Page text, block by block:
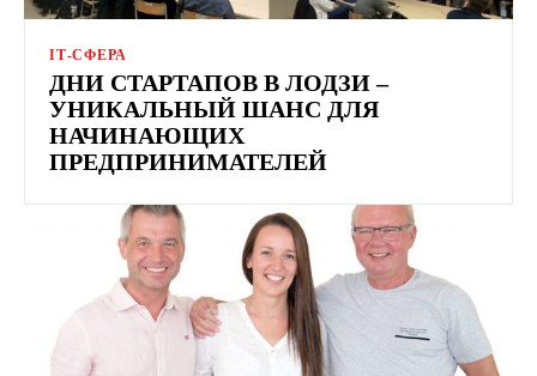
ІТ-СФЕРА
ДНИ СТАРТАПОВ В ЛОДЗИ –
УНИКАЛЬНЫЙ ШАНС ДЛЯ
НАЧИНАЮЩИХ
ПРЕДПРИНИМАТЕЛЕЙ